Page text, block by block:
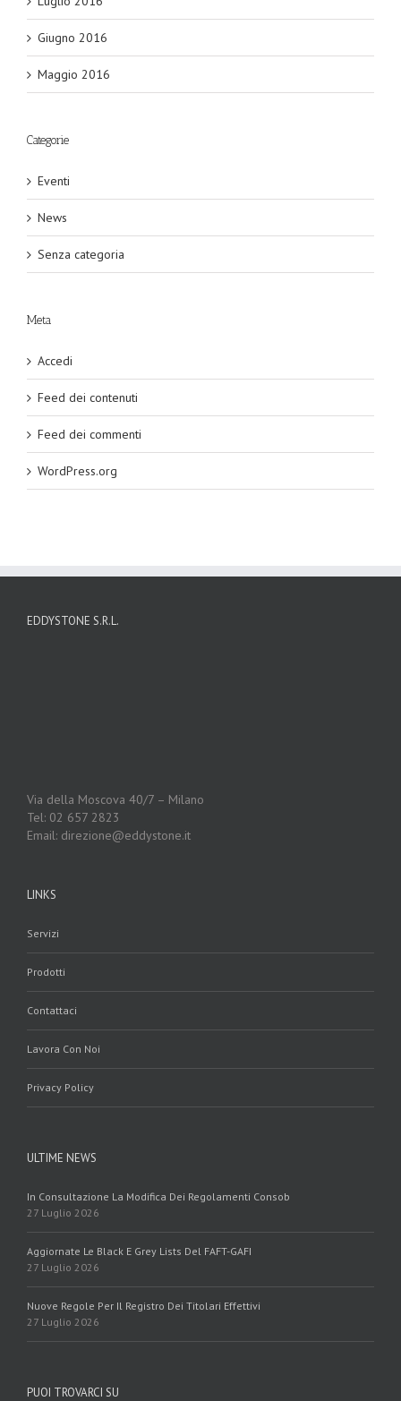
Giugno 2016
Maggio 2016
Categorie
Eventi
News
Senza categoria
Meta
Accedi
Feed dei contenuti
Feed dei commenti
WordPress.org
EDDYSTONE S.R.L.
Via della Moscova 40/7 – Milano
Tel: 02 657 2823
Email: direzione@eddystone.it
LINKS
Servizi
Prodotti
Contattaci
Lavora Con Noi
Privacy Policy
ULTIME NEWS
In Consultazione La Modifica Dei Regolamenti Consob
27 Luglio 2026
Aggiornate Le Black E Grey Lists Del FAFT-GAFI
27 Luglio 2026
Nuove Regole Per Il Registro Dei Titolari Effettivi
27 Luglio 2026
PUOI TROVARCI SU